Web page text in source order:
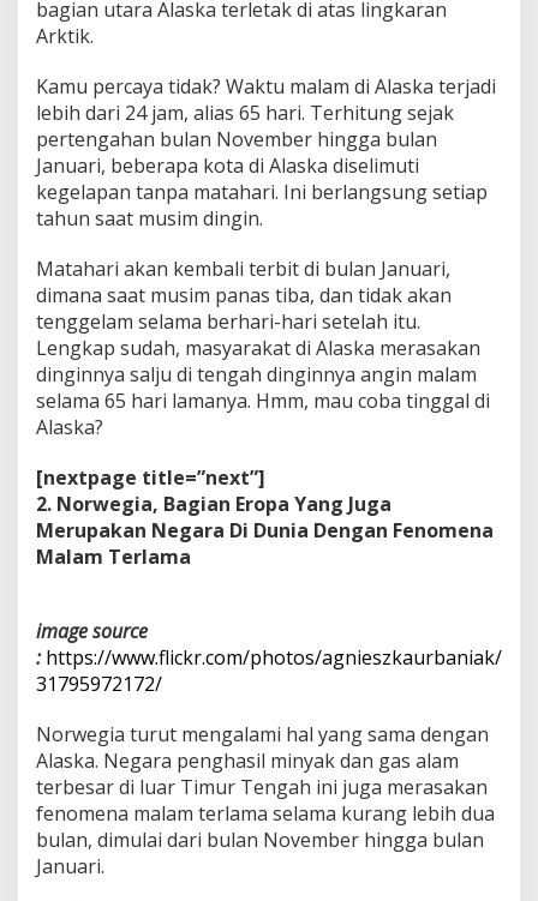
bagian utara Alaska terletak di atas lingkaran
Arktik.
Kamu percaya tidak? Waktu malam di Alaska terjadi
lebih dari 24 jam, alias 65 hari. Terhitung sejak
pertengahan bulan November hingga bulan
Januari, beberapa kota di Alaska diselimuti
kegelapan tanpa matahari. Ini berlangsung setiap
tahun saat musim dingin.
Matahari akan kembali terbit di bulan Januari,
dimana saat musim panas tiba, dan tidak akan
tenggelam selama berhari-hari setelah itu.
Lengkap sudah, masyarakat di Alaska merasakan
dinginnya salju di tengah dinginnya angin malam
selama 65 hari lamanya. Hmm, mau coba tinggal di
Alaska?
[nextpage title=”next”]
2. Norwegia, Bagian Eropa Yang Juga
Merupakan Negara Di Dunia Dengan Fenomena
Malam Terlama
image source
:https://www.flickr.com/photos/agnieszkaurbaniak/
31795972172/
Norwegia turut mengalami hal yang sama dengan
Alaska. Negara penghasil minyak dan gas alam
terbesar di luar Timur Tengah ini juga merasakan
fenomena malam terlama selama kurang lebih dua
bulan, dimulai dari bulan November hingga bulan
Januari.